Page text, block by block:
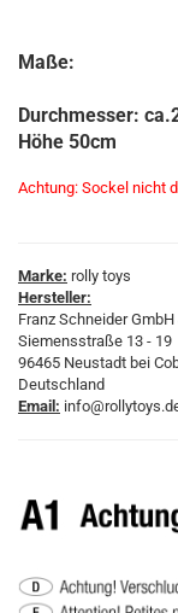
Maße:
Durchmesser:
Höhe 50cm
Achtung: Sockel nicht
Marke: rolly toys
Hersteller:
Franz Schneider GmbH
Siemensstraße 13 - 19
96465 Neustadt bei
Deutschland
Email: